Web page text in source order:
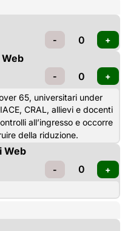
65, universitari under
CRAL, allievi e docenti
all’ingresso e occorre
della riduzione.
Web